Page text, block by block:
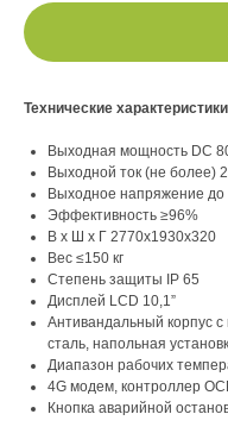
Технические характеристики
Выходная мощность DC
Выходной ток (не более)
Выходное напряжение до
Эффективность ≥96%
В х Ш х Г 2770х1930х320
Вес ≤150 кг
Степень защиты IP 65
Дисплей LCD 10,1”
Антивандальный корпус
сталь, напольная
Диапазон рабочих
4G модем, контроллер
Кнопка аварийной